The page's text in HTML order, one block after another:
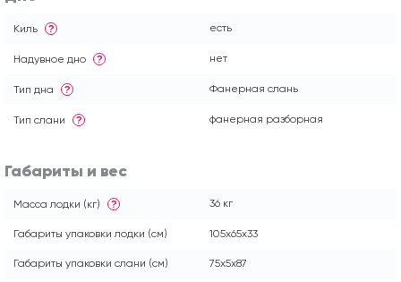
Киль ? есть
Надувное дно ? нет
Тип дна ? Фанерная слань
Тип слани ? фанерная разборная
Габариты и вес
Масса лодки (кг) ? 36 кг
Габариты упаковки лодки (см) 105x65x33
Габариты упаковки слани (см) 75x5x87